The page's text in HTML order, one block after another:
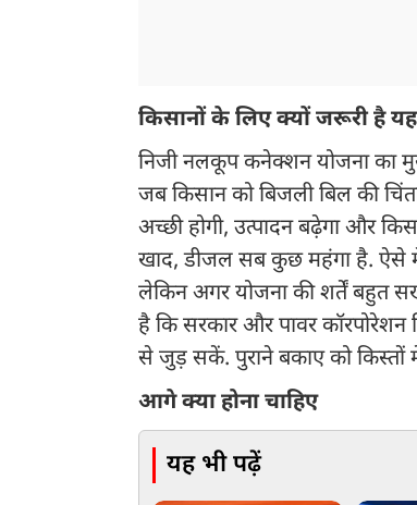
किसानों के लिए क्यों जरूरी है
निजी नलकूप कनेक्शन योजना का
जब किसान को बिजली बिल की
अच्छी होगी, उत्पादन बढ़ेगा और
खाद, डीजल सब कुछ महंगा है. ऐसे में
लेकिन अगर योजना की शर्तें बहुत
है कि सरकार और पावर कॉरपोरेशन
से जुड़ सकें. पुराने बकाए को
आगे क्या होना चाहिए
यह भी पढ़ें